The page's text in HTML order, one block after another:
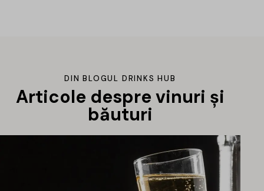
DIN BLOGUL DRINKS HUB
Articole despre vinuri și
băuturi